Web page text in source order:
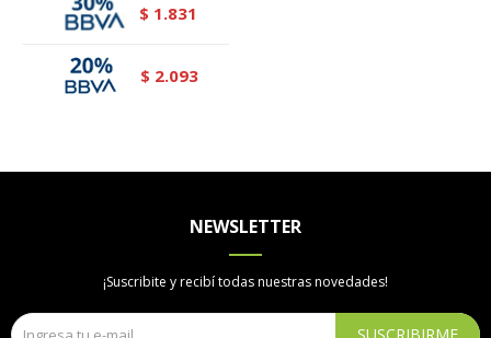
$ 1.831
$ 2.093
NEWSLETTER
¡Suscribite y recibí todas nuestras novedades!
SUSCRIBIRME